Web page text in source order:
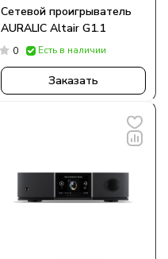
Сетевой проигрыватель
AURALIC Altair G1.1
0 Есть в наличии
Заказать